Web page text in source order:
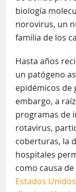
biología
norovirus, un
familia de los
Hasta años
un patógeno
epidémicos de
embargo, a
programas de
rotavirus,
coberturas, la
hospitales
como causa
Estados Unidos